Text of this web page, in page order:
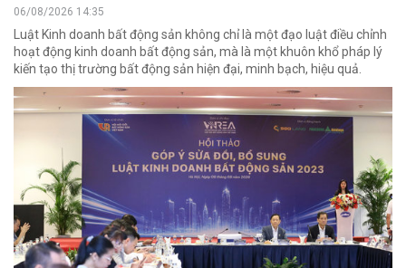
06/08/2026 14:35
Luật Kinh doanh bất động sản không chỉ là một đạo luật điều chỉnh
hoạt động kinh doanh bất động sản, mà là một khuôn khổ pháp lý
kiến tạo thị trường bất động sản hiện đại, minh bạch, hiệu quả.